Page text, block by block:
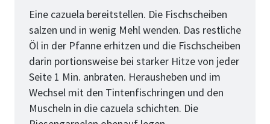
Eine cazuela bereitstellen. Die Fischscheiben
salzen und in wenig Mehl wenden. Das restliche
Öl in der Pfanne erhitzen und die Fischscheiben
darin portionsweise bei starker Hitze von jeder
Seite 1 Min. anbraten. Herausheben und im
Wechsel mit den Tintenfischringen und den
Muscheln in die cazuela schichten. Die